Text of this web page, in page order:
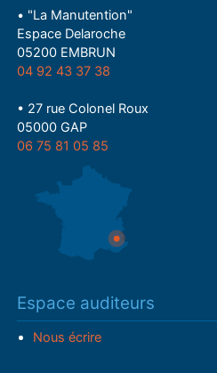
• "La Manutention"
Espace Delaroche
05200 EMBRUN
04 92 43 37 38
• 27 rue Colonel Roux
05000 GAP
06 75 81 05 85
Espace auditeurs
Nous écrire